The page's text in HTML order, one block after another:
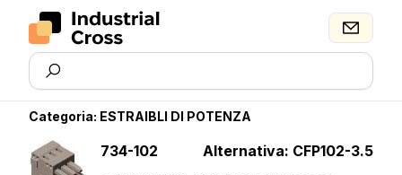
Categoria: ESTRAIBLI DI POTENZA
734-102 Alternativa: CFP102-3.5